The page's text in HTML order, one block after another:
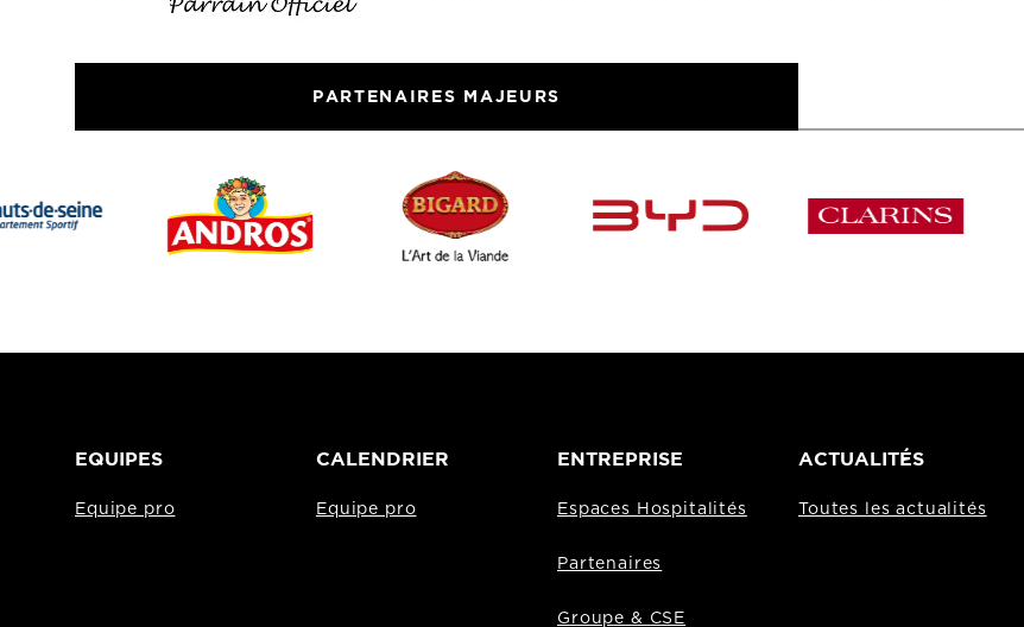
PARTENAIRES MAJEURS
EQUIPES
Equipe pro
CALENDRIER
Equipe pro
ENTREPRISE
Espaces Hospitalités
Partenaires
Groupe & CSE
ACTUALITÉS
Toutes les actualités